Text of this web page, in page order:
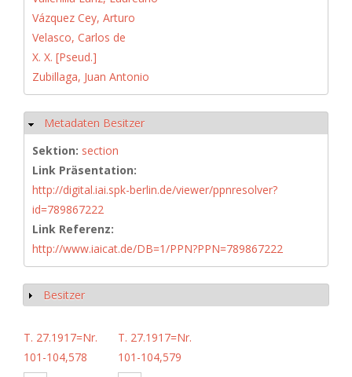
Vázquez Cey, Arturo
Velasco, Carlos de
X. X. [Pseud.]
Zubillaga, Juan Antonio
Hide
Metadaten Besitzer
Sektion: section
Link Präsentation:
http://digital.iai.spk-berlin.de/viewer/ppnresolver?
id=789867222
Link Referenz:
http://www.iaicat.de/DB=1/PPN?PPN=789867222
Show
Besitzer
T. 27.1917=Nr.
101-104,578
T. 27.1917=Nr.
101-104,579